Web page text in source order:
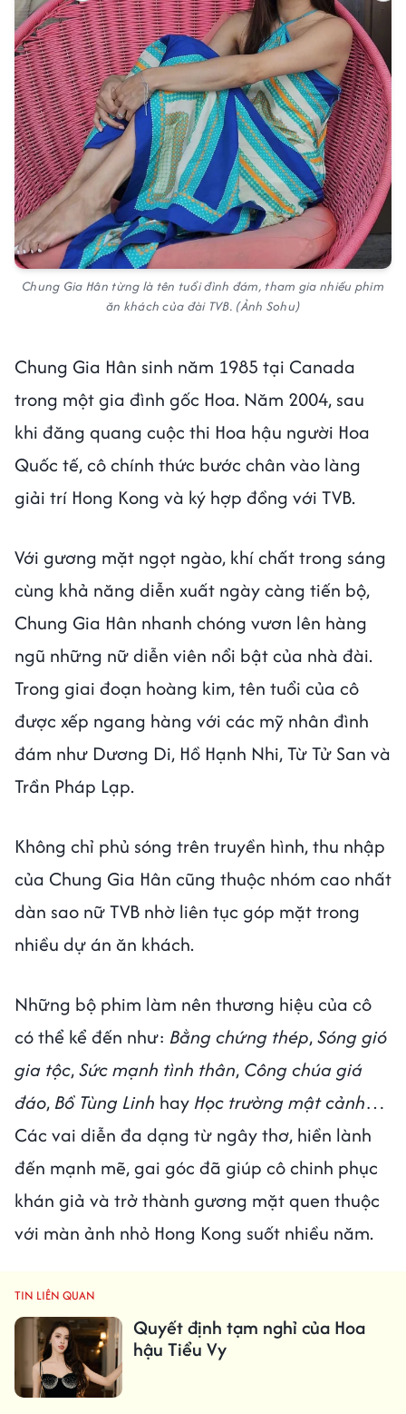
Chung Gia Hân từng là tên tuổi đình đám, tham gia nhiều phim
ăn khách của đài TVB. (Ảnh Sohu)
Chung Gia Hân sinh năm 1985 tại Canada
trong một gia đình gốc Hoa. Năm 2004, sau
khi đăng quang cuộc thi Hoa hậu người Hoa
Quốc tế, cô chính thức bước chân vào làng
giải trí Hong Kong và ký hợp đồng với TVB.
Với gương mặt ngọt ngào, khí chất trong sáng
cùng khả năng diễn xuất ngày càng tiến bộ,
Chung Gia Hân nhanh chóng vươn lên hàng
ngũ những nữ diễn viên nổi bật của nhà đài.
Trong giai đoạn hoàng kim, tên tuổi của cô
được xếp ngang hàng với các mỹ nhân đình
đám như Dương Di, Hồ Hạnh Nhi, Từ Tử San và
Trần Pháp Lạp.
Không chỉ phủ sóng trên truyền hình, thu nhập
của Chung Gia Hân cũng thuộc nhóm cao nhất
dàn sao nữ TVB nhờ liên tục góp mặt trong
nhiều dự án ăn khách.
Những bộ phim làm nên thương hiệu của cô
có thể kể đến như: Bằng chứng thép,Sóng gió
gia tộc,Sức mạnh tình thân, Công chúa giá
đáo, Bồ Tùng Linh hay Học trường mật cảnh…
Các vai diễn đa dạng từ ngây thơ, hiền lành
đến mạnh mẽ, gai góc đã giúp cô chinh phục
khán giả và trở thành gương mặt quen thuộc
với màn ảnh nhỏ Hong Kong suốt nhiều năm.
TIN LIÊN QUAN
Quyết định tạm nghỉ của Hoa
hậu Tiểu Vy